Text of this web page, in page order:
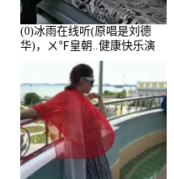
(0)冰雨在线听(原唱是刘德
华)，ㄨ℉皇朝..健康快乐演
唱点播:26643次